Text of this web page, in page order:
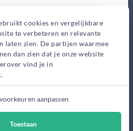
cookies en vergelijkbare
te verbeteren en relevante
laten zien. De partijen waarmee
dan zien dat je onze website
vind je in
.
aanpassen
Toestaan
gratis afspraak
informatie